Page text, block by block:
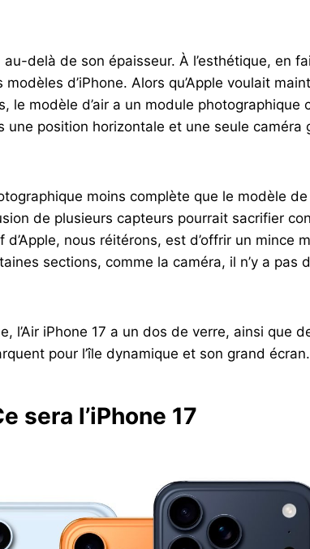
au-delà de son épaisseur. À l’esthétique, en
d’iPhone. Alors qu’Apple voulait
le modèle d’air a un module photographique
position horizontale et une seule caméra
moins complète que le modèle
de plusieurs capteurs pourrait sacrifier
d’Apple, nous réitérons, est d’offrir un mince
sections, comme la caméra, il n’y a pas
l’Air iPhone 17 a un dos de verre, ainsi que
pour l’île dynamique et son grand écran.
sera l’iPhone 17